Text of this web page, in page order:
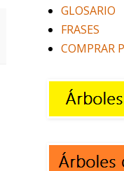
GLOSARIO
FRASES
COMPRAR